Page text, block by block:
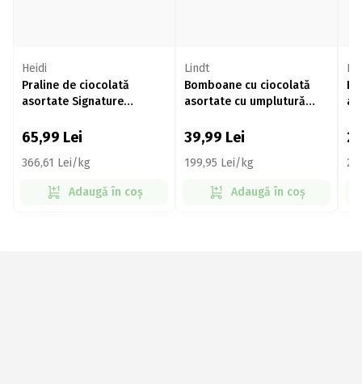
Heidi
Praline de ciocolată
asortate Signature
65,99 Lei
366,61 Lei/kg
Adaugă în coș
Lindt
Bomboane cu ciocolată
asortate cu umplutură
39,99 Lei
199,95 Lei/kg
Adaugă în coș